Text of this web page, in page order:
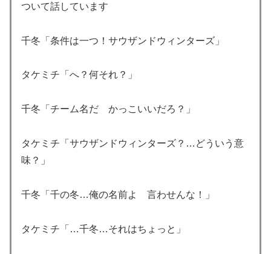
ついて話しています
千冬「条件は一つ！サウザンドウィンターズ」
タケミチ「へ？何それ？」
千冬「チーム名だ かっこいいだろ？」
タケミチ「サウザンドウィンターズ？…どういう意
味？」
千冬「千の冬…俺の名前よ 言わせんな！」
タケミチ「…千冬…それはちょっと」